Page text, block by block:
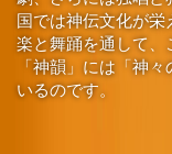
国では神伝文化が
楽と舞踊を通して、
「神韻」には「神
いるのです。